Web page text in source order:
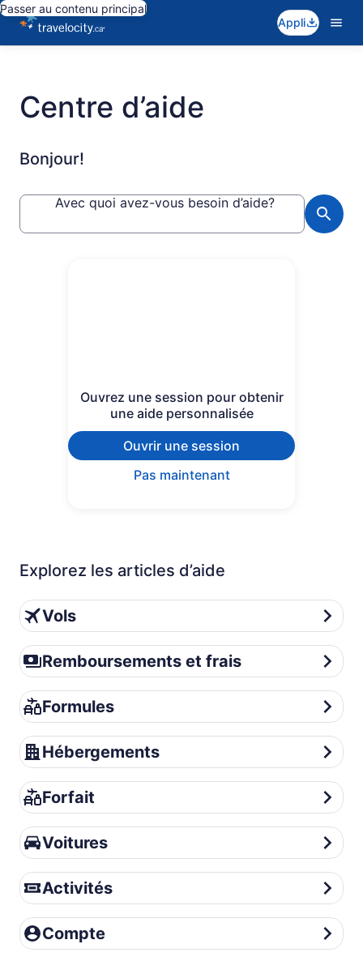
Passer au contenu principal
Appli
Centre d’aide
Bonjour!
Avec quoi avez-vous besoin d’aide?
Ouvrez une session pour obtenir
une aide personnalisée
Ouvrir une session
Pas maintenant
Explorez les articles d’aide
Vols
Vols
Remboursements et frais
Remboursements et frais
Formules
Formules
Hébergements
Hébergements
Forfait
Forfait
Voitures
Voitures
Activités
Activités
Compte
Compte